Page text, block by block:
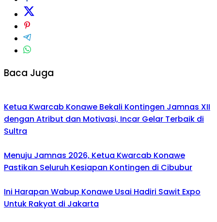
Baca Juga
Ketua Kwarcab Konawe Bekali Kontingen Jamnas XII
dengan Atribut dan Motivasi, Incar Gelar Terbaik di
Sultra
Menuju Jamnas 2026, Ketua Kwarcab Konawe
Pastikan Seluruh Kesiapan Kontingen di Cibubur
Ini Harapan Wabup Konawe Usai Hadiri Sawit Expo
Untuk Rakyat di Jakarta